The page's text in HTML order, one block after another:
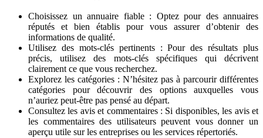
Choisissez un annuaire fiable : Optez pour des annuaires
réputés et bien établis pour vous assurer d’obtenir des
informations de qualité.
Utilisez des mots-clés pertinents : Pour des résultats plus
précis, utilisez des mots-clés spécifiques qui décrivent
clairement ce que vous recherchez.
Explorez les catégories : N’hésitez pas à parcourir différentes
catégories pour découvrir des options auxquelles vous
n’auriez peut-être pas pensé au départ.
Consultez les avis et commentaires : Si disponibles, les avis et
les commentaires des utilisateurs peuvent vous donner un
aperçu utile sur les entreprises ou les services répertoriés.